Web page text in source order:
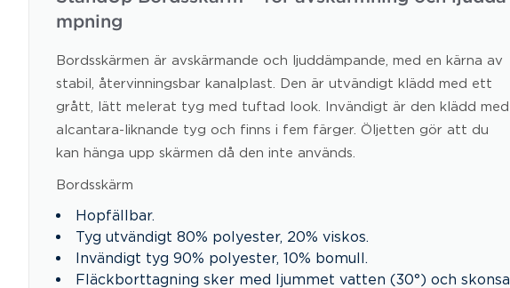
mpning
Bordsskärmen är avskärmande och ljuddämpande, med en kärna av
stabil, återvinningsbar kanalplast. Den är utvändigt klädd med ett
grått, lätt melerat tyg med tuftad look. Invändigt är den klädd med
alcantara-liknande tyg och finns i fem färger. Öljetten gör att du
kan hänga upp skärmen då den inte används.
Bordsskärm
Hopfällbar.
Tyg utvändigt 80% polyester, 20% viskos.
Invändigt tyg 90% polyester, 10% bomull.
Fläckborttagning sker med ljummet vatten (30°) och skonsa